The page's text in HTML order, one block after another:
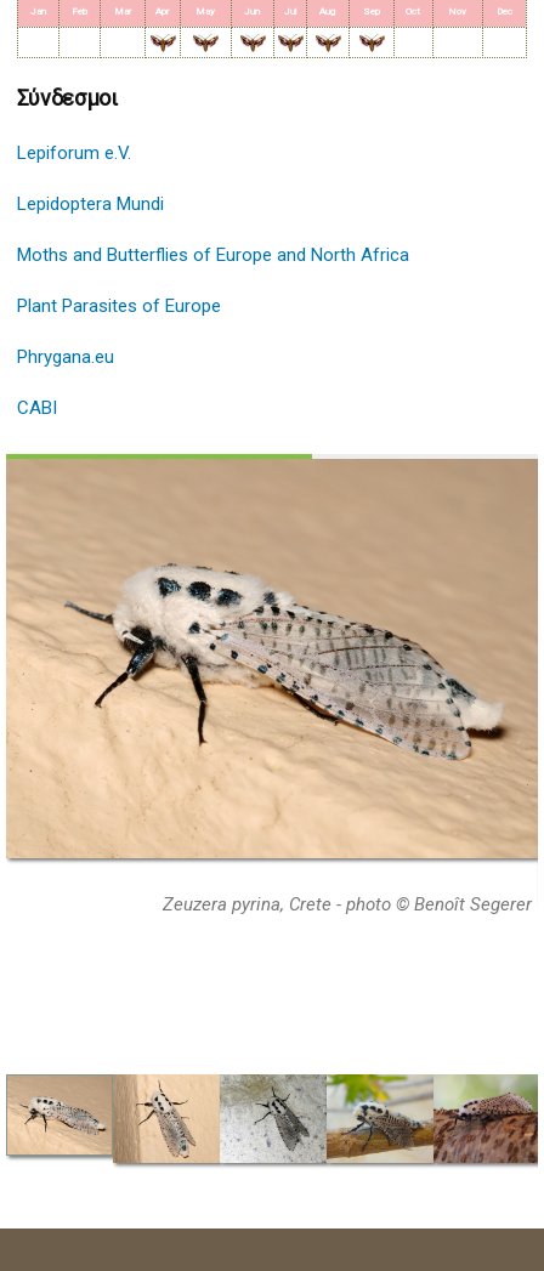
Jan Feb Mar Apr May Jun Jul Aug Sep Oct Nov Dec
Σύνδεσμοι
Lepiforum e.V.
Lepidoptera Mundi
Moths and Butterflies of Europe and North Africa
Plant Parasites of Europe
Phrygana.eu
CABI
Zeuzera pyrina, Crete - photo © Benoît Segerer